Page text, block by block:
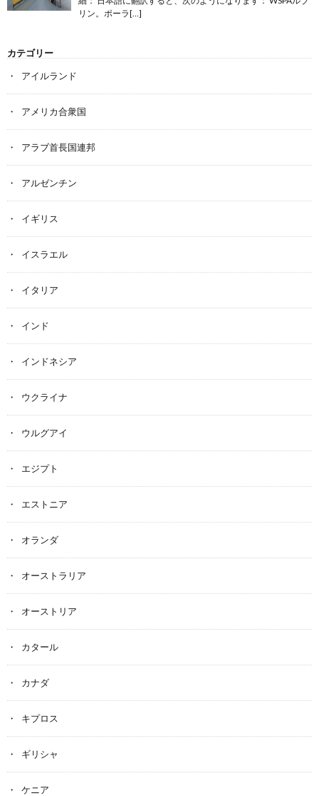
リン。ポーラ[…]
カテゴリー
アイルランド
アメリカ合衆国
アラブ首長国連邦
アルゼンチン
イギリス
イスラエル
イタリア
インド
インドネシア
ウクライナ
ウルグアイ
エジプト
エストニア
オランダ
オーストラリア
オーストリア
カタール
カナダ
キプロス
ギリシャ
ケニア